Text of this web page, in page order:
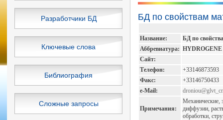
Разработчики БД
Ключевые слова
Библиография
Сложные запросы
БД по свойствам
Название:
БД по
Аббревиатура:
Сайт:
Телефон:
+33146873593
Факс:
+33146750433
e-Mail:
Примечания:
Механические,
диффузии,
обработки,